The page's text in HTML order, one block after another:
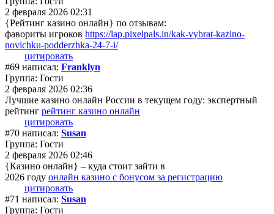
2 февраля 2026 02:31
{Рейтинг казино онлайн} по отзывам:
фавориты игроков https://lap.pixelpals.in/kak-vybrat-kazino-
novichku-podderzhka-24-7-i/
цитировать
#69 написал: Franklyn
Группа: Гости
2 февраля 2026 02:36
Лучшие казино онлайн России в текущем году: экспертный
рейтинг рейтинг казино онлайн
цитировать
#70 написал: Susan
Группа: Гости
2 февраля 2026 02:46
{Казино онлайн} – куда стоит зайти в
2026 году онлайн казино с бонусом за регистрацию
цитировать
#71 написал: Susan
Группа: Гости